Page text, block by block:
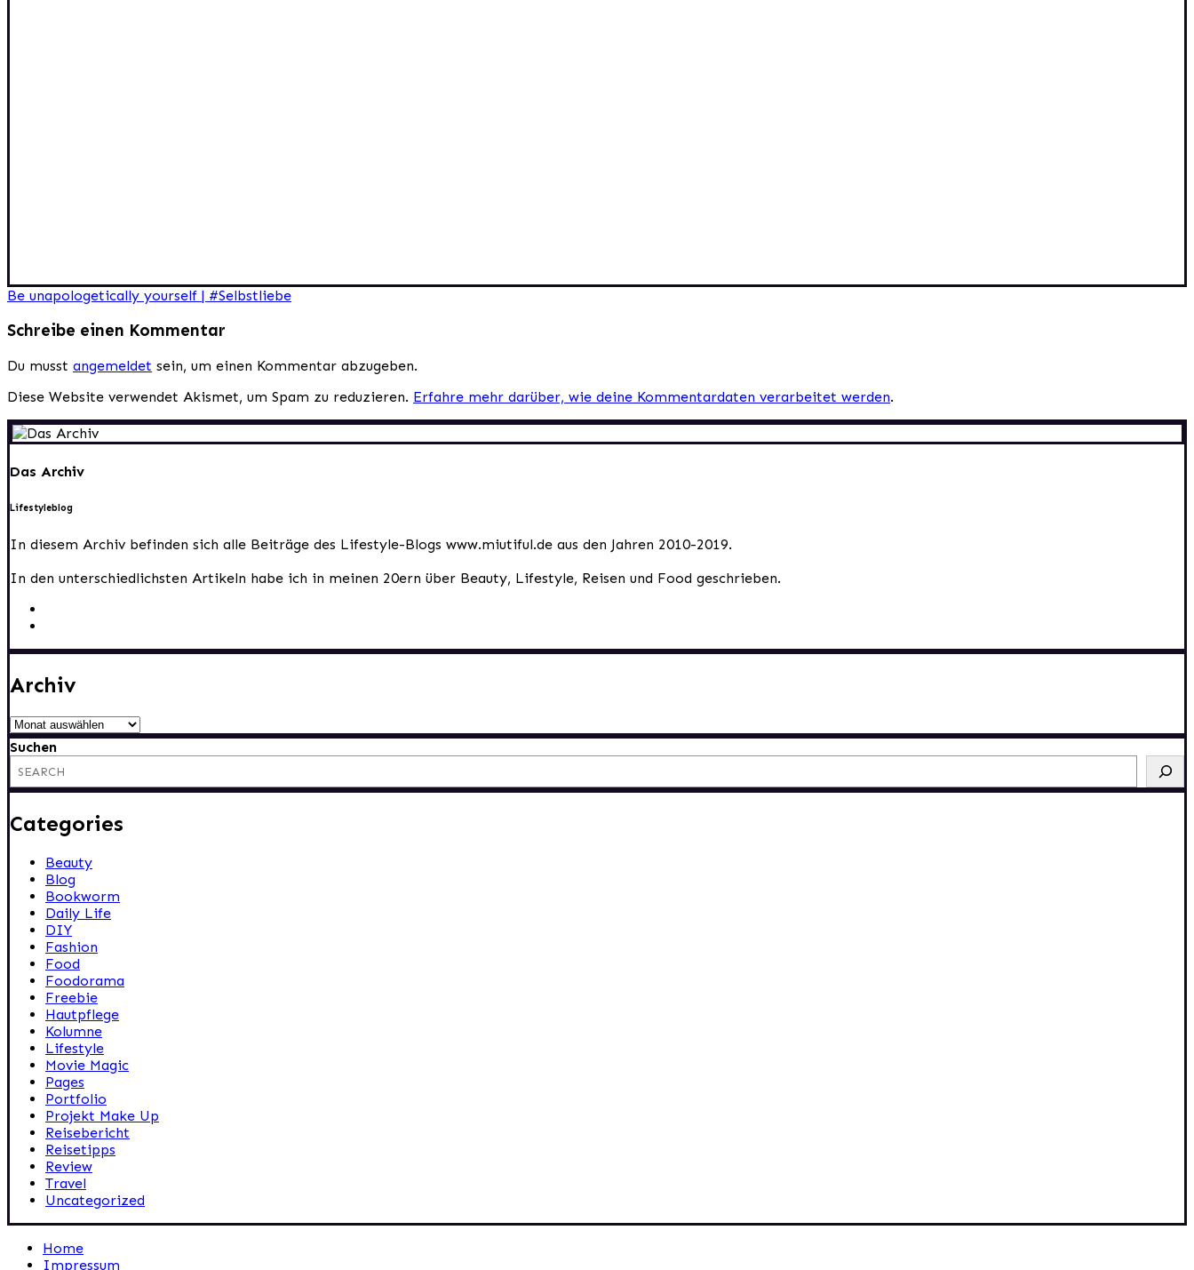
Beitragsnavigation
Be unapologetically yourself | #Selbstliebe
Schreibe einen Kommentar
Du musst angemeldet sein, um einen Kommentar abzugeben.
Diese Website verwendet Akismet, um Spam zu reduzieren. Erfahre mehr darüber, wie deine Kommentardaten verarbeitet werden.
Das Archiv
Lifestyleblog
In diesem Archiv befinden sich alle Beiträge des Lifestyle-Blogs www.miutiful.de aus den Jahren 2010-2019.
In den unterschiedlichsten Artikeln habe ich in meinen 20ern über Beauty, Lifestyle, Reisen und Food geschrieben.
Archiv
Archiv
Suchen
Categories
Beauty
Blog
Bookworm
Daily Life
DIY
Fashion
Food
Foodorama
Freebie
Hautpflege
Kolumne
Lifestyle
Movie Magic
Pages
Portfolio
Projekt Make Up
Reisebericht
Reisetipps
Review
Travel
Uncategorized
Home
Impressum